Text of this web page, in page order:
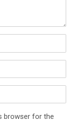
browser for the